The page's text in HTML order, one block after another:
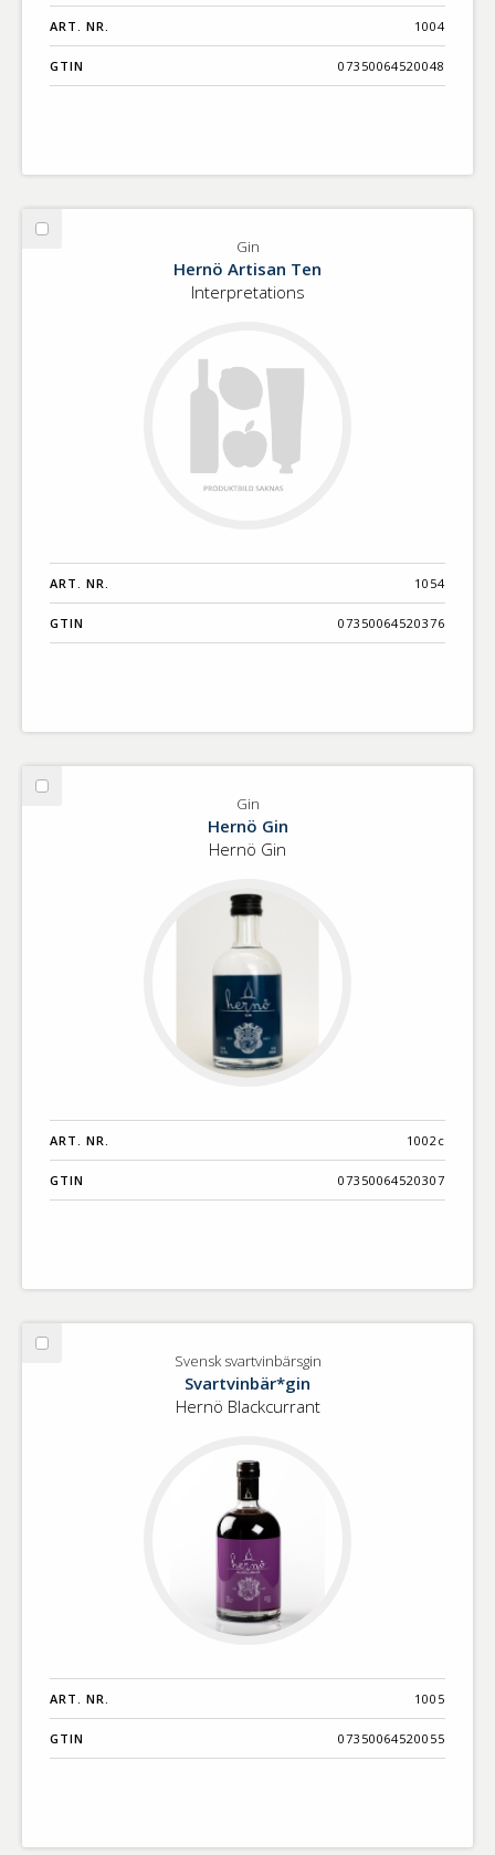
ART. NR. 1004
GTIN 07350064520048
Välj
Gin
Hernö Artisan Ten
Interpretations
ART. NR. 1054
GTIN 07350064520376
Välj
Gin
Hernö Gin
Hernö Gin
ART. NR. 1002c
GTIN 07350064520307
Välj
Svensk svartvinbärsgin
Svartvinbär*gin
Hernö Blackcurrant
ART. NR. 1005
GTIN 07350064520055